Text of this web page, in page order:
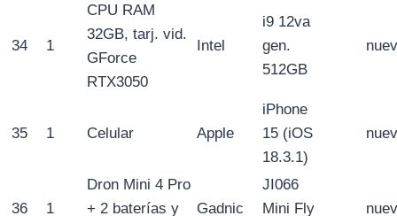
34 1
CPU RAM
32GB, tarj. vid.
GForce
RTX3050
Intel
i9 12va
gen.
512GB
35 1 Celular Apple
iPhone
15 (iOS
18.3.1)
36 1
Dron Mini 4 Pro
+ 2 baterías y
Gadnic
JI066
Mini Fly